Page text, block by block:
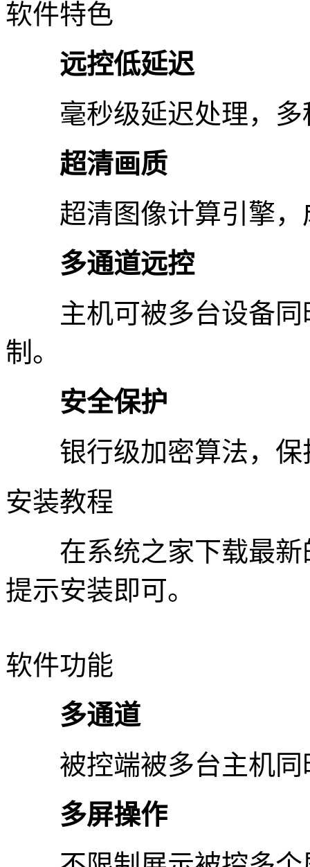
软件特色
远控低延迟
毫秒级延迟处理，多
超清画质
超清图像计算引擎，
多通道远控
主机可被多台设备同
制。
安全保护
银行级加密算法，保
安装教程
在系统之家下载最新
提示安装即可。
软件功能
多通道
被控端被多台主机同
多屏操作